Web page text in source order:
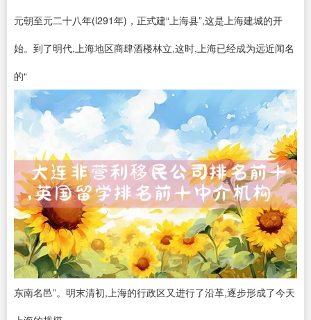
元朝至元二十八年(l291年)，正式建“上海县”,这是上海建城的开
始。到了明代,上海地区商肆酒楼林立,这时,上海已经成为远近闻名
的“
东南名邑”。明末清初,上海的行政区又进行了沿革,逐步形成了今天